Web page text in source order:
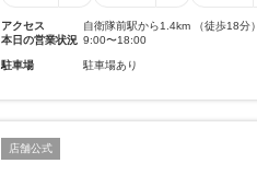
アクセス
自衛隊前駅から1.4km （徒歩18分）
本日の営業状況 9:00〜18:00
駐車場 駐車場あり
店舗公式